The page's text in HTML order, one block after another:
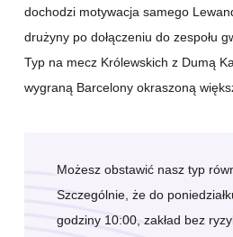
dochodzi motywacja samego
drużyny po dołączeniu do zespołu
Typ na mecz Królewskich z Dumą
wygraną Barcelony okraszoną
Możesz obstawić nasz typ
Szczególnie, że do
godziny 10:00, zakład bez